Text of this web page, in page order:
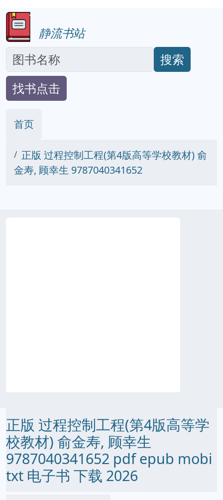
静流书站
搜索
找书点击
首页
正版 过程控制工程(第4版高等学校教材) 俞
金寿, 顾幸生 9787040341652
正版 过程控制工程(第4版高等学
校教材) 俞金寿, 顾幸生
9787040341652 pdf epub mobi
txt 电子书 下载 2026